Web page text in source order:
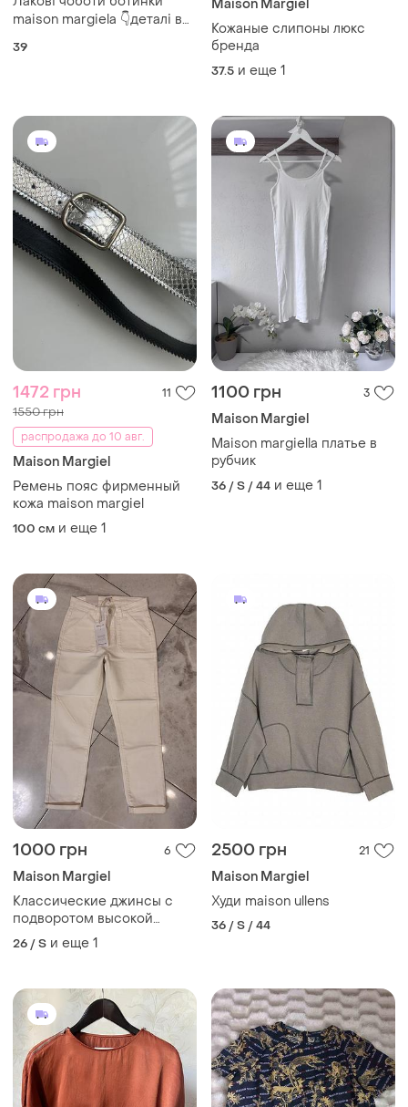
maison margiela 👇деталі в
описі
39
Maison Margiel
Кожаные слипоны люкс
бренда
37.5 и еще 1
1472 грн 11
1550 грн
распродажа до 10 авг.
Maison Margiel
Ремень пояс фирменный
кожа maison margiel
100 см и еще 1
1100 грн 3
Maison Margiel
Maison margiella платье в
рубчик
36 / S / 44 и еще 1
1000 грн 6
Maison Margiel
Классические джинсы с
подворотом высокой
посадкой 🤍
26 / S и еще 1
2500 грн 21
Maison Margiel
Худи maison ullens
36 / S / 44